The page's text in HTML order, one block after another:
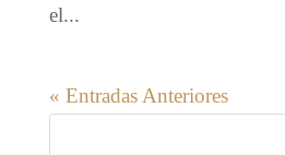
el...
« Entradas Anteriores